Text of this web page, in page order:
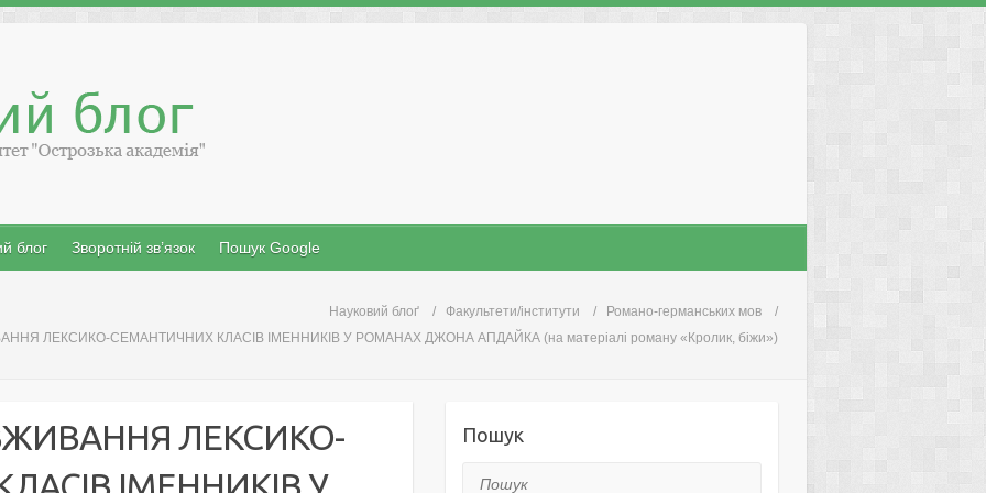
блог Зворотній зв’язок Пошук Google
Науковий блоґ Факультети/інститути
Романо-германських мов
ЛЕКСИКО-СЕМАНТИЧНИХ КЛАСІВ ІМЕННИКІВ У РОМАНАХ ДЖОНА АПДАЙКА (на матеріалі роману «Кролик, біжи»)
ЛЕКСИКО-
Пошук
Пошук